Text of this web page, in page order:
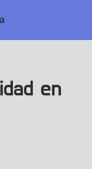
en España
en